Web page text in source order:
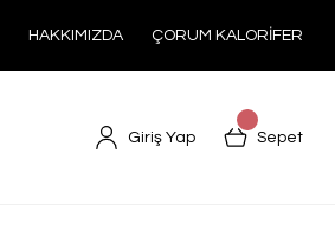
HAKKIMIZDA ÇORUM KALORİFER
Giriş Yap Sepet